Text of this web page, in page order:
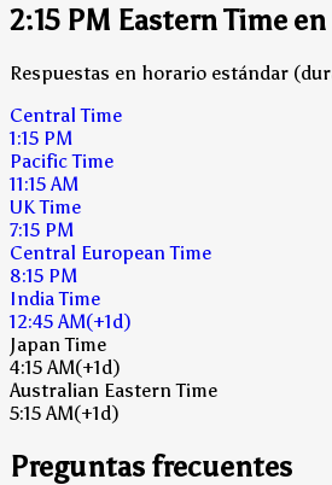
2:15 PM Eastern Time
Respuestas en horario estándar
Central Time
1:15 PM
Pacific Time
11:15 AM
UK Time
7:15 PM
Central European Time
8:15 PM
India Time
12:45 AM(+1d)
Japan Time
4:15 AM(+1d)
Australian Eastern Time
5:15 AM(+1d)
Preguntas frecuentes